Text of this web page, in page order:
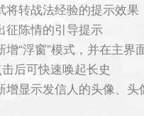
转战法经验的提示效果
陈情的引导提示
“浮窗”模式，并在主界
后可快速唤起长史
显示发信人的头像、头